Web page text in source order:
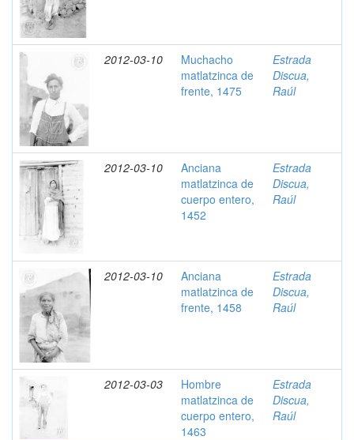
2012-03-10
Muchacho
matlatzinca de
frente, 1475
Estrada
Discua,
Raúl
2012-03-10
Anciana
matlatzinca de
cuerpo entero,
1452
Estrada
Discua,
Raúl
2012-03-10
Anciana
matlatzinca de
frente, 1458
Estrada
Discua,
Raúl
2012-03-03
Hombre
matlatzinca de
cuerpo entero,
1463
Estrada
Discua,
Raúl